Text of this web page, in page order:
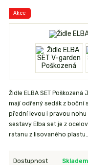
Akce
Židle ELBA SET
mají odřený sedák z boční
přední levou i pravou nohu
sestavy Elba set je z
ratanu z lisovaného
Dostupnost Skladem